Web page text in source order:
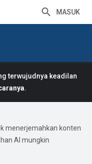
MASUK
terwujudnya keadilan
.
menerjemahkan konten
AI mungkin